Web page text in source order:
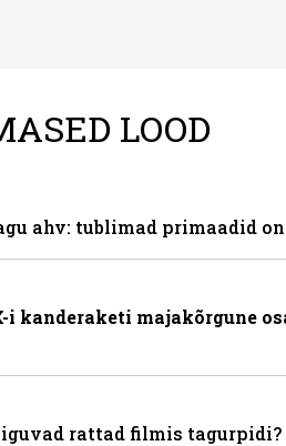
LOOD
ahv: tublimad primaadid
i kanderaketi majakõrgune
rattad filmis tagurpidi?